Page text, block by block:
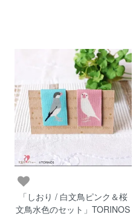
「しおり / 白文鳥ピンク＆桜
文鳥水色のセット」TORINOS